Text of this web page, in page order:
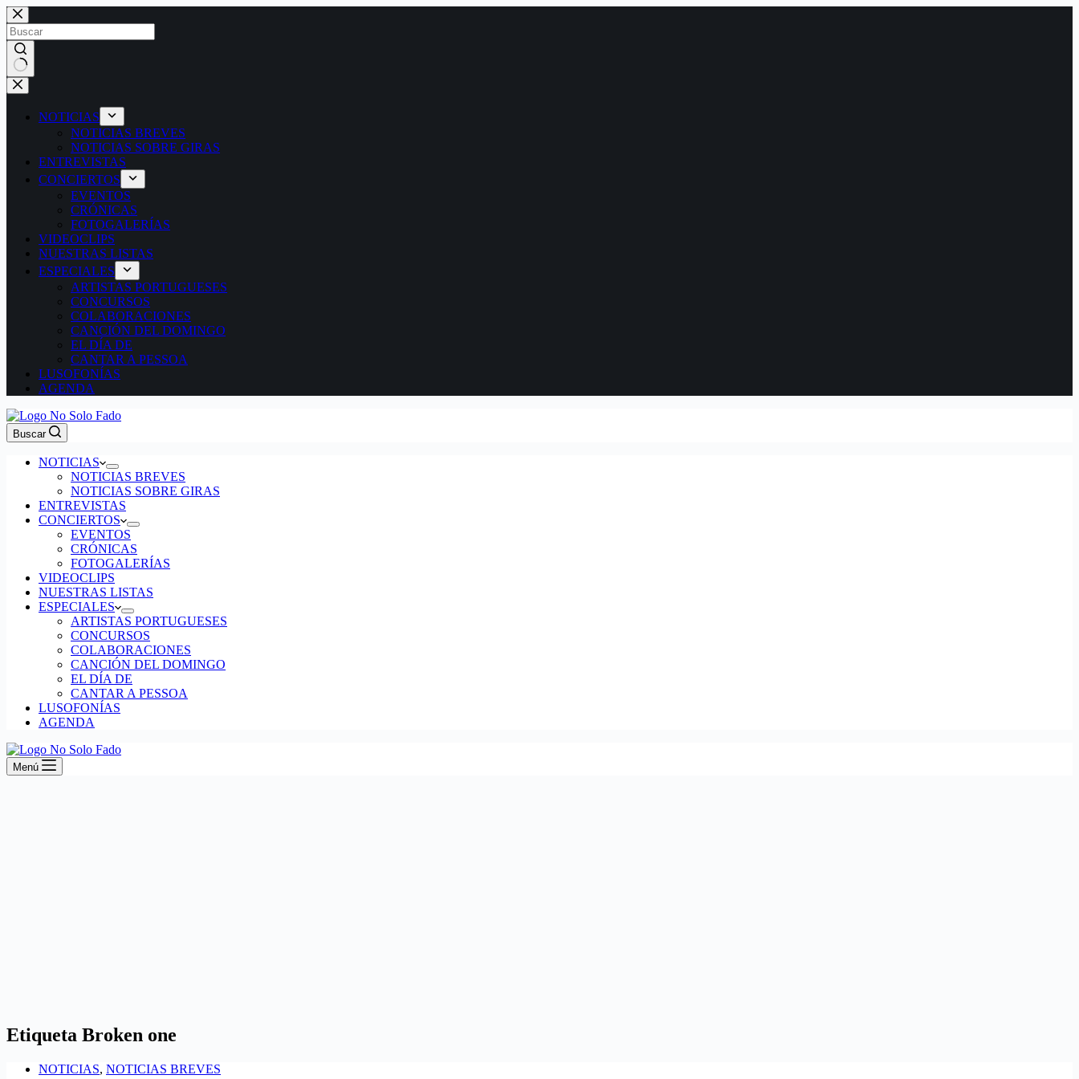
Saltar
al
contenido
Sin
resultados
NOTICIAS
NOTICIAS BREVES
NOTICIAS SOBRE GIRAS
ENTREVISTAS
CONCIERTOS
EVENTOS
CRÓNICAS
FOTOGALERÍAS
VIDEOCLIPS
NUESTRAS LISTAS
ESPECIALES
ARTISTAS PORTUGUESES
CONCURSOS
COLABORACIONES
CANCIÓN DEL DOMINGO
EL DÍA DE
CANTAR A PESSOA
LUSOFONÍAS
AGENDA
Buscar
NOTICIAS
NOTICIAS BREVES
NOTICIAS SOBRE GIRAS
ENTREVISTAS
CONCIERTOS
EVENTOS
CRÓNICAS
FOTOGALERÍAS
VIDEOCLIPS
NUESTRAS LISTAS
ESPECIALES
ARTISTAS PORTUGUESES
CONCURSOS
COLABORACIONES
CANCIÓN DEL DOMINGO
EL DÍA DE
CANTAR A PESSOA
LUSOFONÍAS
AGENDA
Menú
Etiqueta Broken one
NOTICIAS, NOTICIAS BREVES